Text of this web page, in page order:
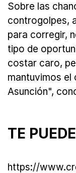
Sobre las
controgolpes,
para corregir,
tipo de
costar caro,
mantuvimos
Asunción",
TE
https://